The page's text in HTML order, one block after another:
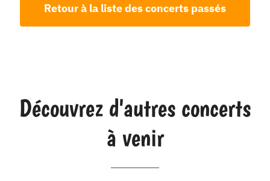
Retour à la liste des concerts passés
Découvrez d'autres concerts
à venir